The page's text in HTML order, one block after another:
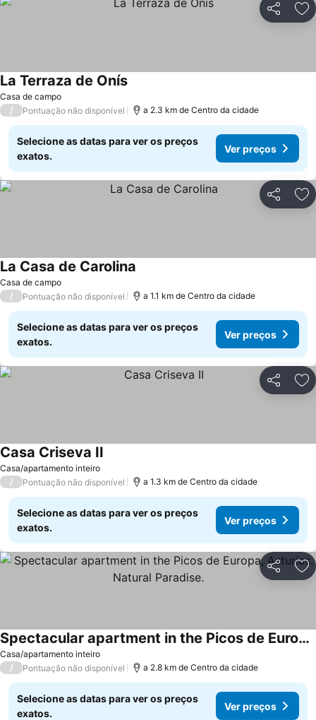
Partilhar
Casa de campo
La Terraza de OnísVer preços
/ Pontuação não disponível a 2.3 km de Centro da cidade
Selecione as datas para ver os preços
exatos.
Ver preços
Partilhar
Casa de campo
La Casa de Carolina
/ Pontuação não disponível a 1.1 km de Centro da cidade
Selecione as datas para ver os preços
exatos.
Ver preços
Partilhar
Casa/apartamento inteiro
Casa Criseva II
/ Pontuação não disponível a 1.3 km de Centro da cidade
Selecione as datas para ver os preços
exatos.
Ver preços
Partilhar
Casa/apartamento inteiro
Spectacular apartment in the Picos de Europa, Asturias. Natural Paradise.
Ver preços
/ Pontuação não disponível a 2.8 km de Centro da cidade
Selecione as datas para ver os preços
exatos.
Ver preços